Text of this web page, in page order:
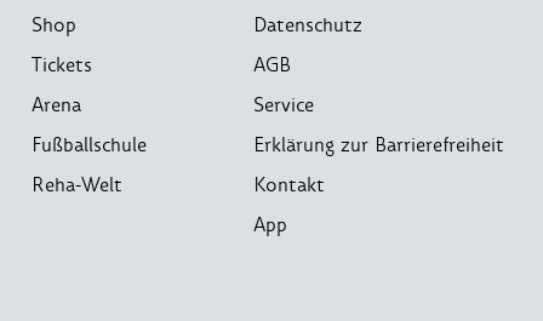
Shop
Tickets
Arena
Fußballschule
Reha-Welt
Datenschutz
AGB
Service
Erklärung zur Barrierefreiheit
Kontakt
App